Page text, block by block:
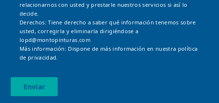
relacionarnos con usted y prestarle nuestros servicios si así lo
decide.
Derechos: Tiene derecho a saber qué información tenemos sobre
usted, corregirla y eliminarla dirigiéndose a
lopd@montopinturas.com
Más información: Dispone de más información en nuestra política
de privacidad.
Enviar